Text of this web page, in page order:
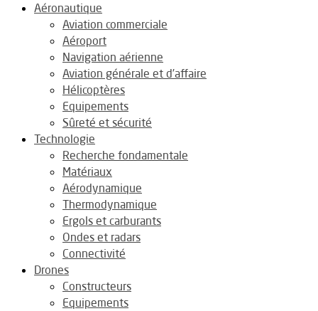
Aéronautique
Aviation commerciale
Aéroport
Navigation aérienne
Aviation générale et d’affaire
Hélicoptères
Equipements
Sûreté et sécurité
Technologie
Recherche fondamentale
Matériaux
Aérodynamique
Thermodynamique
Ergols et carburants
Ondes et radars
Connectivité
Drones
Constructeurs
Equipements